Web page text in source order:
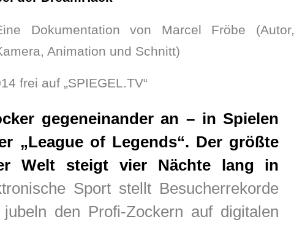
Dokumentation von Marcel Fröbe (Autor,
Animation und Schnitt)
frei auf „SPIEGEL.TV“
gegeneinander an – in Spielen
„League of Legends“. Der größte
Welt steigt vier Nächte lang in
Sport stellt Besucherrekorde
den Profi-Zockern auf digitalen